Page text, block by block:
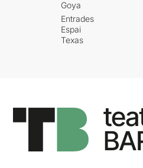
Goya
Entrades
Espai
Texas